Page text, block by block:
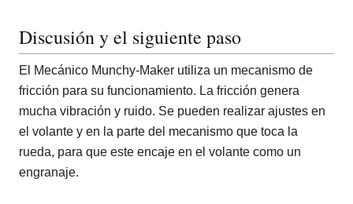
Discusión y el siguiente paso
El Mecánico Munchy-Maker utiliza un mecanismo de
fricción para su funcionamiento. La fricción genera
mucha vibración y ruido. Se pueden realizar ajustes en
el volante y en la parte del mecanismo que toca la
rueda, para que este encaje en el volante como un
engranaje.